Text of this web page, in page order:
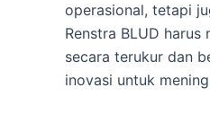
operasional, tetapi
Renstra BLUD
secara terukur dan
inovasi untuk